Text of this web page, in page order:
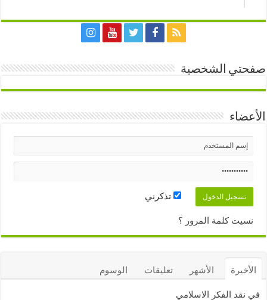
صفحتي الشخصية
الأعضاء
تذكرني
نسيت كلمة المرور ؟
الأخيرة الأشهر تعليقات الوسوم
في نقد الفكر الاسلامي